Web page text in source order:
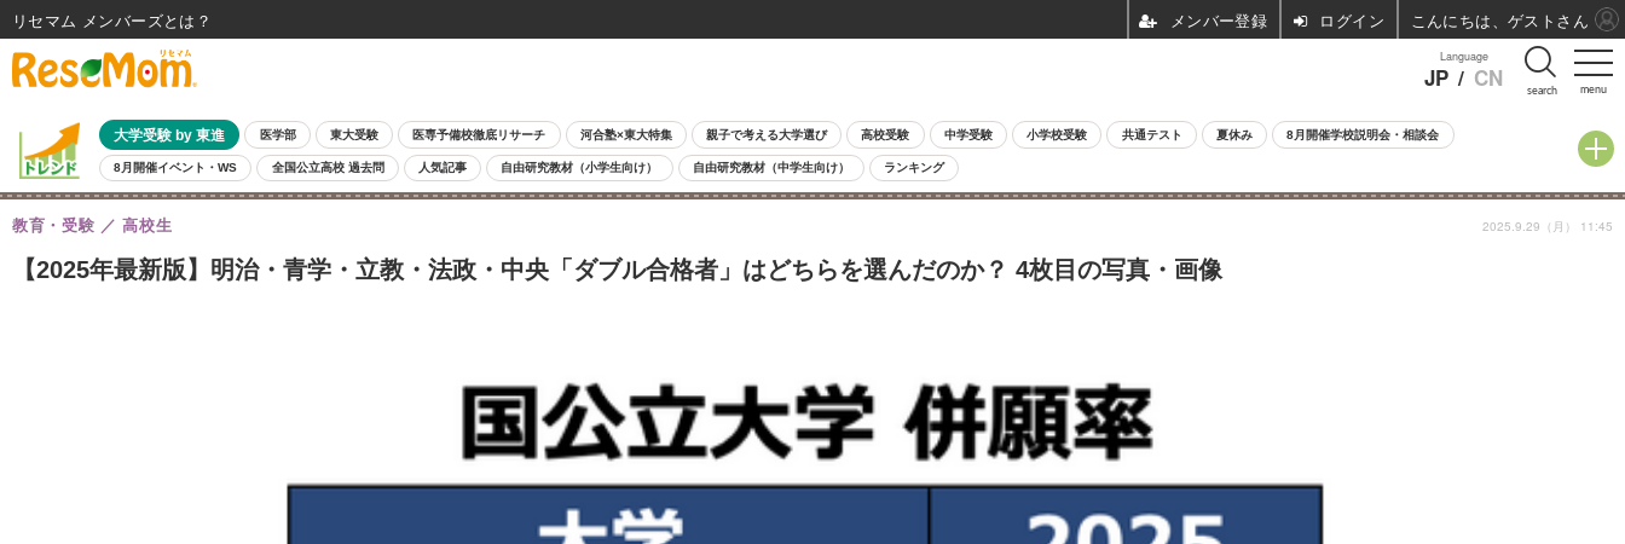
menu
Language
JP / CN search
大学受験 by 東進 医学部 東大受験 医専予備校徹底リサーチ 河合塾×東大特集 親子で考える大学選び 高校受験 中学受験 小学校受験 共通テスト 夏休み 8月開催学校説明会・相談会
8月開催イベント・WS 全国公立高校 過去問 人気記事 自由研究教材（小学生向け） 自由研究教材（中学生向け） ランキング
【2025年最新版】明治・青学・立教・法政・中央「ダブル合格者」はどちらを選んだのか？ 4枚目の写真・画像
教育・受験 高校生 2025.9.29（月） 11:45
リセマム メンバーズ ログイン こんにちは、ゲストさん